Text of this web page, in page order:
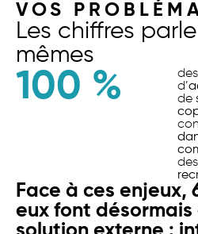
VOS
Les chiffres
mêmes
100 %
d’
de
des
Face à ces enjeux,
eux font